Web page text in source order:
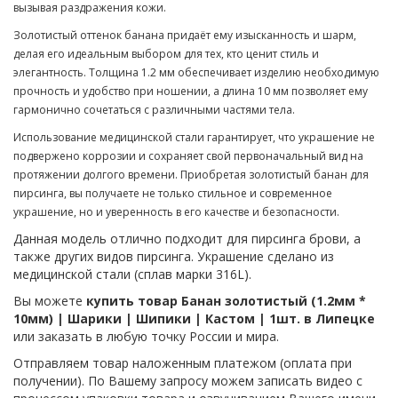
вызывая раздражения кожи.
Золотистый оттенок банана придаёт ему изысканность и шарм,
делая его идеальным выбором для тех, кто ценит стиль и
элегантность. Толщина 1.2 мм обеспечивает изделию необходимую
прочность и удобство при ношении, а длина 10 мм позволяет ему
гармонично сочетаться с различными частями тела.
Использование медицинской стали гарантирует, что украшение не
подвержено коррозии и сохраняет свой первоначальный вид на
протяжении долгого времени. Приобретая золотистый банан для
пирсинга, вы получаете не только стильное и современное
украшение, но и уверенность в его качестве и безопасности.
Данная модель отлично подходит для пирсинга брови, а
также других видов пирсинга. Украшение сделано из
медицинской стали (сплав марки 316L).
Вы можете купить товар Банан золотистый (1.2мм *
10мм) | Шарики | Шипики | Кастом | 1шт. в Липецке
или заказать в любую точку России и мира.
Отправляем товар наложенным платежом (оплата при
получении). По Вашему запросу можем записать видео с